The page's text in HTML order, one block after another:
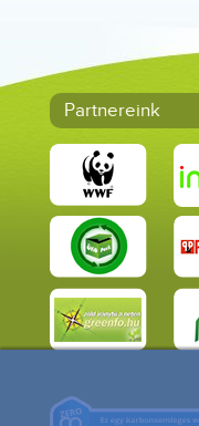
Partnereink